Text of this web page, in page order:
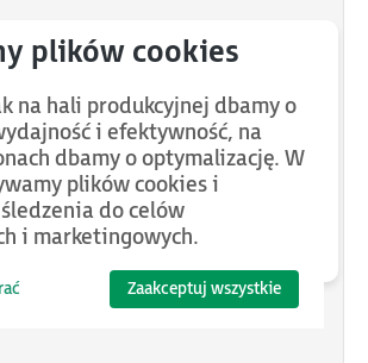
na hali produkcyjnej dbamy o
i efektywność, na
dbamy o optymalizację. W
plików cookies i
do celów
i marketingowych.
Zaakceptuj wszystkie